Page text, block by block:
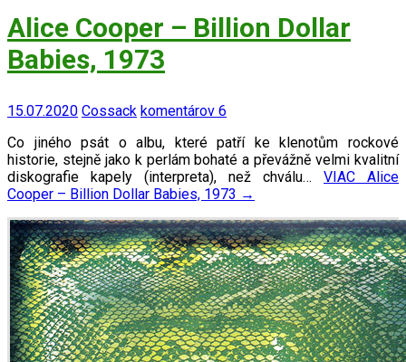
Alice Cooper – Billion Dollar
Babies, 1973
15.07.2020 Cossack komentárov 6
Co jiného psát o albu, které patří ke klenotům rockové
historie, stejně jako k perlám bohaté a převážně velmi kvalitní
diskografie kapely (interpreta), než chválu… VIAC Alice
Cooper – Billion Dollar Babies, 1973 →